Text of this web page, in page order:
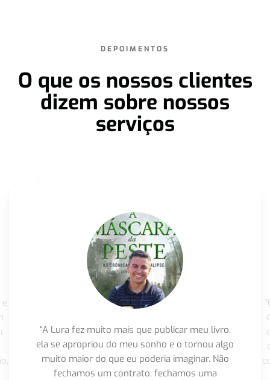
DEPOIMENTOS
O que os nossos clientes
dizem sobre nossos
serviços
“A Lura fez muito mais que publicar meu livro,
ela se apropriou do meu sonho e o tornou algo
muito maior do que eu poderia imaginar. Não
fechamos um contrato, fechamos uma